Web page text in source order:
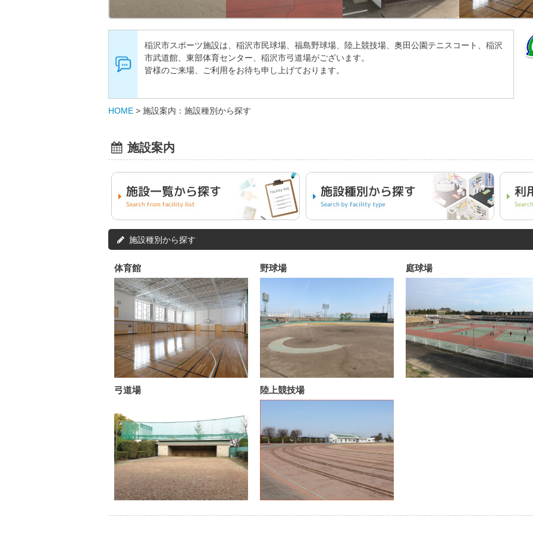
稲沢市スポーツ施設は、稲沢市民球場、福島野球場、陸上競技場、奥田公園テニスコート、稲沢
市武道館、東部体育センター、稲沢市弓道場がございます。
皆様のご来場、ご利用をお待ち申し上げております。
HOME > 施設案内：施設種別から探す
施設案内
施設種別から探す
体育館 野球場 庭球場
弓道場 陸上競技場